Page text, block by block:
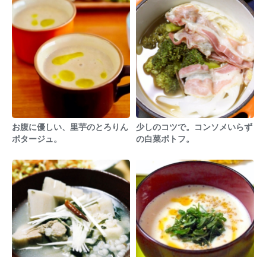
お腹に優しい、里芋のとろりん
ポタージュ。
少しのコツで。コンソメいらず
の白菜ポトフ。